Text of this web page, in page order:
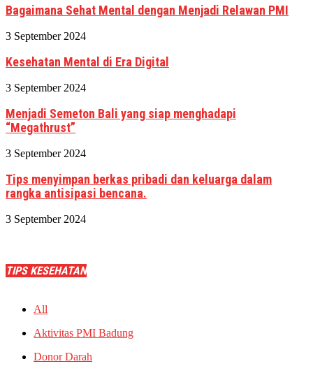
Bagaimana Sehat Mental dengan Menjadi Relawan PMI
3 September 2024
Kesehatan Mental di Era Digital
3 September 2024
Menjadi Semeton Bali yang siap menghadapi
“Megathrust”
3 September 2024
Tips menyimpan berkas pribadi dan keluarga dalam
rangka antisipasi bencana.
3 September 2024
TIPS KESEHATAN
All
Aktivitas PMI Badung
Donor Darah